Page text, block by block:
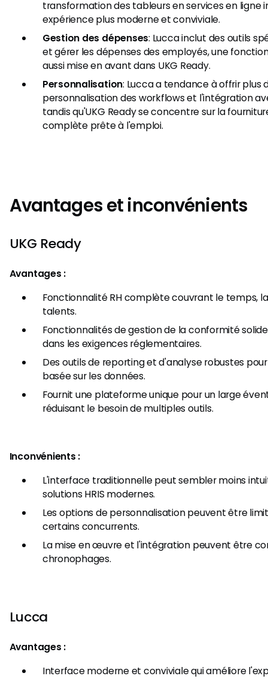
transformation des tableurs en services en ligne
expérience plus moderne et conviviale.
Gestion des dépenses: Lucca inclut des outils
et gérer les dépenses des employés, une
aussi mise en avant dans UKG Ready.
Personnalisation: Lucca a tendance à offrir plus
personnalisation des workflows et l'intégration
tandis qu'UKG Ready se concentre sur la
complète prête à l'emploi.
Avantages et inconvénients
UKG Ready
Avantages :
Fonctionnalité RH complète couvrant le temps,
talents.
Fonctionnalités de gestion de la conformité
dans les exigences réglementaires.
Des outils de reporting et d'analyse robustes
basée sur les données.
Fournit une plateforme unique pour un large
réduisant le besoin de multiples outils.
Inconvénients :
L'interface traditionnelle peut sembler moins
solutions HRIS modernes.
Les options de personnalisation peuvent être
certains concurrents.
La mise en œuvre et l'intégration peuvent être
chronophages.
Lucca
Avantages :
Interface moderne et conviviale qui améliore